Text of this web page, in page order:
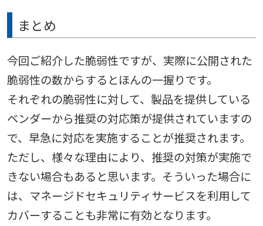
まとめ
今回ご紹介した脆弱性ですが、実際に公開された
脆弱性の数からするとほんの一握りです。
それぞれの脆弱性に対して、製品を提供している
ベンダーから推奨の対応策が提供されていますの
で、早急に対応を実施することが推奨されます。
ただし、様々な理由により、推奨の対策が実施で
きない場合もあると思います。そういった場合に
は、マネージドセキュリティサービスを利用して
カバーすることも非常に有効となります。